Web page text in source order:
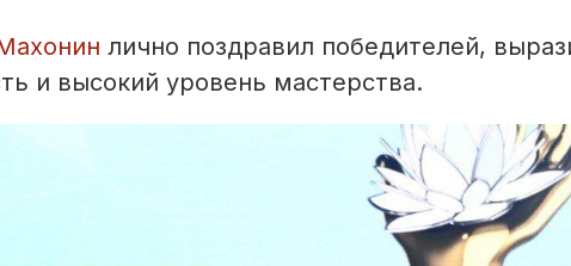
лично поздравил победителей,
и высокий уровень мастерства.